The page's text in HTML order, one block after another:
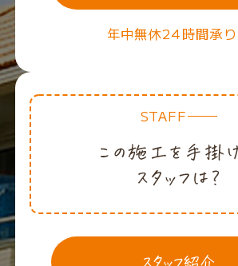
年中無休24時間承
STAFF